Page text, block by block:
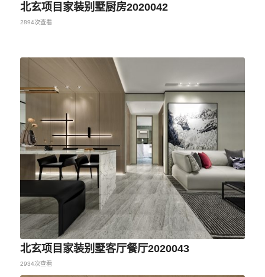
北玄项目家装别墅厨房2020042
2894次查看
北玄项目家装别墅客厅餐厅2020043
2934次查看